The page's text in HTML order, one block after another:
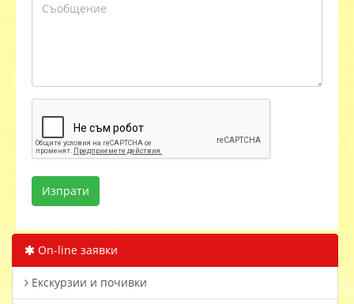
On-line заявки
Екскурзии и почивки